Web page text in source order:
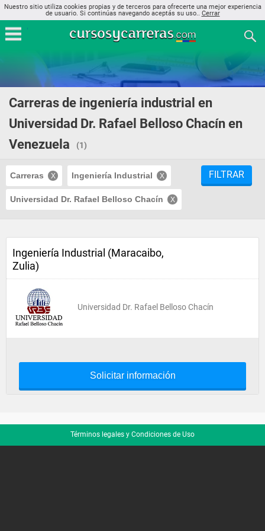
Nuestro sitio utiliza cookies propias y de terceros para ofrecerte una mejor experiencia
de usuario. Si continúas navegando aceptás su uso.. Cerrar
Carreras de ingeniería industrial en
Universidad Dr. Rafael Belloso Chacín en
Venezuela
(1)
Carreras Ingeniería Industrial
Universidad Dr. Rafael Belloso Chacín
FILTRAR
Ingeniería Industrial (Maracaibo,
Zulia)
Universidad Dr. Rafael Belloso Chacín
Solicitar información
Términos legales y Condiciones de Uso